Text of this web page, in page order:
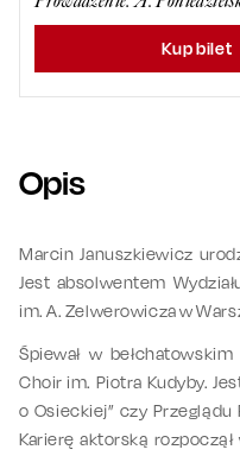
Kup bilet
Opis
Marcin Januszkiewicz
Jest absolwentem
im. A. Zelwerowicza w
Śpiewał w
Choir im. Piotra Kudyby.
o Osieckiej” czy
Karierę aktorską